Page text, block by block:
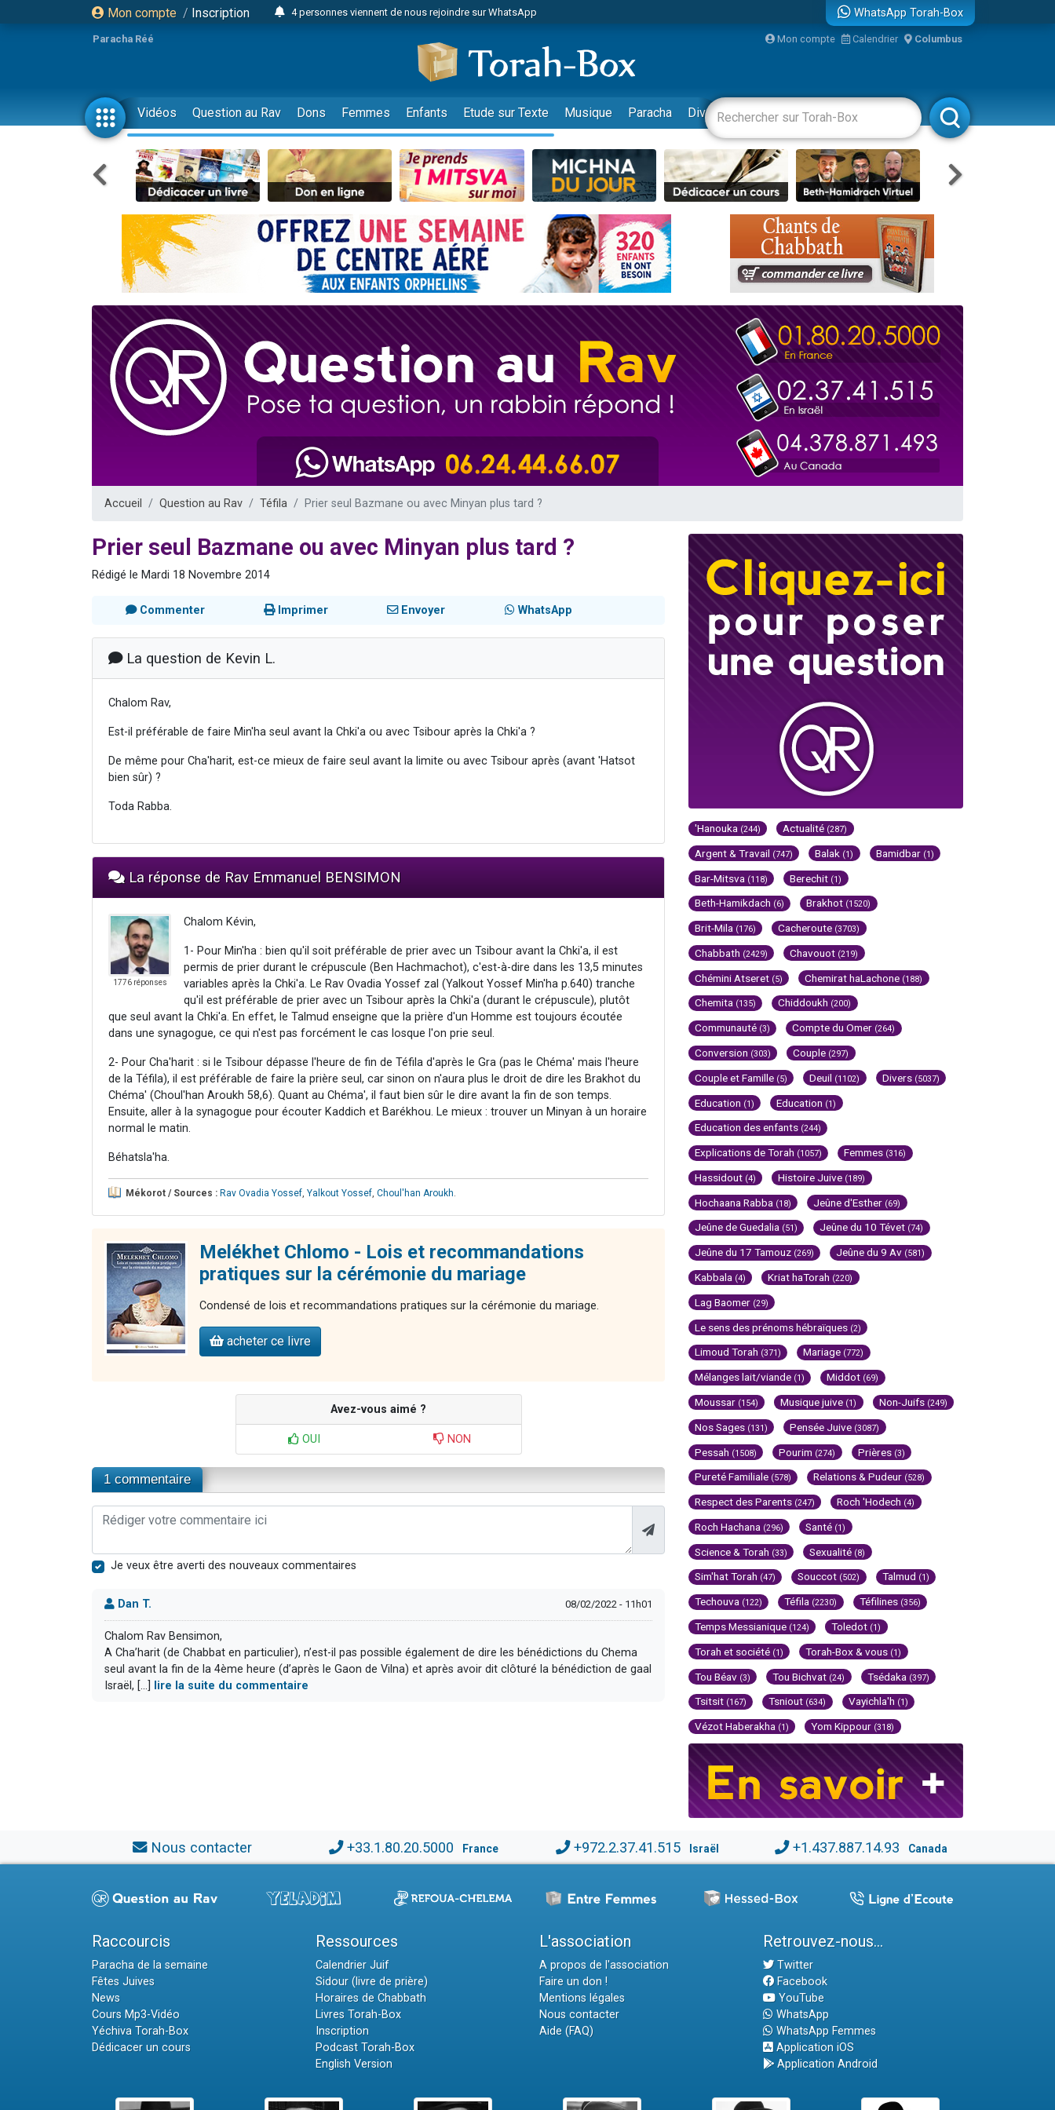
Mon compte / Inscription
4 personnes viennent de nous rejoindre sur WhatsApp
Odaya vient de donner son Maasser
3 personnes viennent de faire un don pour 5 jours de vacances aux Orphelins
3 personnes viennent de faire un don pour Diane, 80 ans, dans un appartement insalubre
13 personnes viennent de demander une bénédiction
2 personnes viennent de nous rejoindre sur WhatsApp
30 personnes viennent de faire un don pour Sauvez la jambe de Yohan
Il reste 49 places pour étudier en groupe sur Zoom
12 nouvelles musiques dans Torah-Box Music
3 personnes viennent de nous rejoindre sur WhatsApp
2 personnes viennent de nous rejoindre sur WhatsApp
3 personnes viennent de nous rejoindre sur WhatsApp
2 nouvelles musiques dans Torah-Box Music
8 personnes viennent de faire un don pour Tsédaka : pauvres d'Israel
Nouvelle émission radio : Visions de grandeur n°104 : Le Chabbath et le Birkat Hamazone à travers le temps
Ariel vient de donner son Maasser
Il reste 49 places pour étudier en groupe sur Zoom
Eva vient de donner son Maasser
WhatsApp Torah-Box
Paracha Réé Mon compte Calendrier Columbus
Vidéos Question au Rav Dons Femmes Enfants Etude sur Texte Musique Paracha Divertissements Livres Rabbanim
Accueil Question au Rav Téfila Prier seul Bazmane ou avec Minyan plus tard ?
Prier seul Bazmane ou avec Minyan plus tard ?
Rédigé le Mardi 18 Novembre 2014
Commenter Imprimer Envoyer WhatsApp
La question de Kevin L.
Chalom Rav,
Est-il préférable de faire Min'ha seul avant la Chki'a ou avec Tsibour après la Chki'a ?
De même pour Cha'harit, est-ce mieux de faire seul avant la limite ou avec Tsibour après (avant 'Hatsot
bien sûr) ?
Toda Rabba.
La réponse de Rav Emmanuel BENSIMON
1776 réponses
Chalom Kévin,
1- Pour Min'ha : bien qu'il soit préférable de prier avec un Tsibour avant la Chki'a, il est
permis de prier durant le crépuscule (Ben Hachmachot), c'est-à-dire dans les 13,5 minutes
variables après la Chki'a. Le Rav Ovadia Yossef zal (Yalkout Yossef Min'ha p.640) tranche
qu'il est préférable de prier avec un Tsibour après la Chki'a (durant le crépuscule), plutôt
que seul avant la Chki'a. En effet, le Talmud enseigne que la prière d'un Homme est toujours écoutée
dans une synagogue, ce qui n'est pas forcément le cas losque l'on prie seul.
2- Pour Cha'harit : si le Tsibour dépasse l'heure de fin de Téfila d'après le Gra (pas le Chéma' mais l'heure
de la Téfila), il est préférable de faire la prière seul, car sinon on n'aura plus le droit de dire les Brakhot du
Chéma' (Choul'han Aroukh 58,6). Quant au Chéma', il faut bien sûr le dire avant la fin de son temps.
Ensuite, aller à la synagogue pour écouter Kaddich et Barékhou. Le mieux : trouver un Minyan à un horaire
normal le matin.
Béhatsla'ha.
Mékorot / Sources : Rav Ovadia Yossef Yalkout Yossef Choul'han Aroukh
Melékhet Chlomo - Lois et recommandations
pratiques sur la cérémonie du mariage
Condensé de lois et recommandations pratiques sur la cérémonie du mariage.
acheter ce livre
Avez-vous aimé ?
OUI NON
1 commentaire
Je veux être averti des nouveaux commentaires
Dan T. 08/02/2022 - 11h01
Chalom Rav Bensimon,
A Cha’harit (de Chabbat en particulier), n’est-il pas possible également de dire les bénédictions du Chema
seul avant la fin de la 4ème heure (d’après le Gaon de Vilna) et après avoir dit clôturé la bénédiction de gaal
Israël, [...]
lire la suite du commentaire
'Hanouka (244) Actualité (287)
Argent & Travail (747) Balak (1) Bamidbar (1)
Bar-Mitsva (118) Berechit (1)
Beth-Hamikdach (6) Brakhot (1520)
Brit-Mila (176) Cacheroute (3703)
Chabbath (2429) Chavouot (219)
Chémini Atseret (5) Chemirat haLachone (188)
Chemita (135) Chiddoukh (200)
Communauté (3) Compte du Omer (264)
Conversion (303) Couple (297)
Couple et Famille (5) Deuil (1102) Divers (5037)
Education (1) Education (1)
Education des enfants (244)
Explications de Torah (1057) Femmes (316)
Hassidout (4) Histoire Juive (189)
Hochaana Rabba (18) Jeûne d'Esther (69)
Jeûne de Guedalia (51) Jeûne du 10 Tévet (74)
Jeûne du 17 Tamouz (269) Jeûne du 9 Av (581)
Kabbala (4) Kriat haTorah (220)
Lag Baomer (29)
Le sens des prénoms hébraïques (2)
Limoud Torah (371) Mariage (772)
Mélanges lait/viande (1) Middot (69)
Moussar (154) Musique juive (1) Non-Juifs (249)
Nos Sages (131) Pensée Juive (3087)
Pessah (1508) Pourim (274) Prières (3)
Pureté Familiale (578) Relations & Pudeur (528)
Respect des Parents (247) Roch 'Hodech (4)
Roch Hachana (296) Santé (1)
Science & Torah (33) Sexualité (8)
Sim'hat Torah (47) Souccot (502) Talmud (1)
Techouva (122) Téfila (2230) Téfilines (356)
Temps Messianique (124) Toledot (1)
Torah et société (1) Torah-Box & vous (1)
Tou Béav (3) Tou Bichvat (24) Tsédaka (397)
Tsitsit (167) Tsniout (634) Vayichla'h (1)
Vézot Haberakha (1) Yom Kippour (318)
Nous contacter +33.1.80.20.5000 France +972.2.37.41.515 Israël +1.437.887.14.93 Canada
Raccourcis
Paracha de la semaine
Fêtes Juives
News
Cours Mp3-Vidéo
Yéchiva Torah-Box
Dédicacer un cours
Ressources
Calendrier Juif
Sidour (livre de prière)
Horaires de Chabbath
Livres Torah-Box
Inscription
Podcast Torah-Box
English Version
L'association
A propos de l'association
Faire un don !
Mentions légales
Nous contacter
Aide (FAQ)
Retrouvez-nous...
Twitter
Facebook
YouTube
WhatsApp
WhatsApp Femmes
Application iOS
Application Android